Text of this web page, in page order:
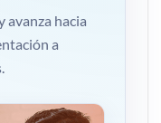
avanza hacia
a